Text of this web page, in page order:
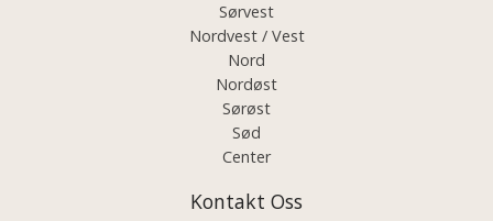
Sørvest
Nordvest / Vest
Nord
Nordøst
Sørøst
Sød
Center
Kontakt Oss